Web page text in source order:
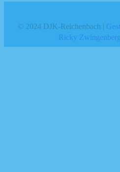
© 2024 DJK-Reichenbach |
Ricky Zwingenberg